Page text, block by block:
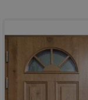
Makalu